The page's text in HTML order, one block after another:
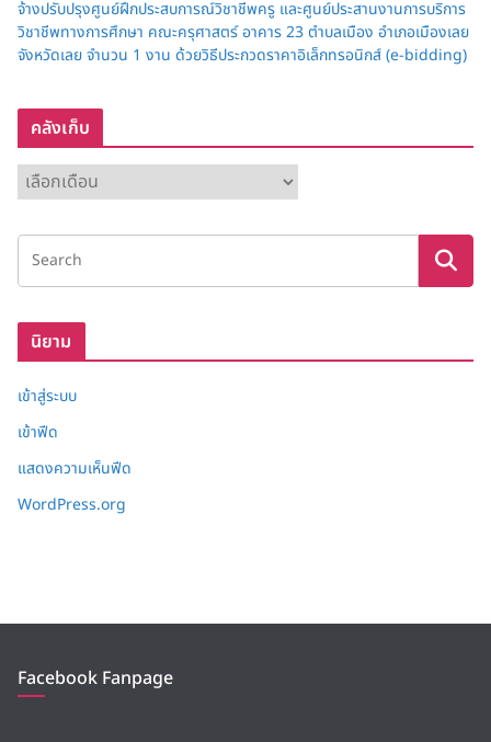
จ้างปรับปรุงศูนย์ฝึกประสบการณ์วิชาชีพครู และศูนย์ประสานงานการบริการ
วิชาชีพทางการศึกษา คณะครุศาสตร์ อาคาร 23 ตำบลเมือง อำเภอเมืองเลย
จังหวัดเลย จำนวน 1 งาน ด้วยวิธีประกวดราคาอิเล็กทรอนิกส์ (e-bidding)
คลังเก็บ
ลั
ง
ก็
นิยาม
เข้าสู่ระบบ
เข้าฟีด
แสดงความเห็นฟีด
WordPress.org
Facebook Fanpage